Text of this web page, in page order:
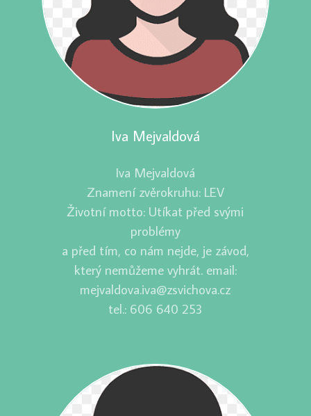
Iva Mejvaldová
Iva Mejvaldová
Znamení zvěrokruhu: LEV
Životní motto: Utíkat před svými
problémy
a před tím, co nám nejde, je závod,
který nemůžeme vyhrát. email:
mejvaldova.iva@zsvichova.cz
tel.: 606 640 253